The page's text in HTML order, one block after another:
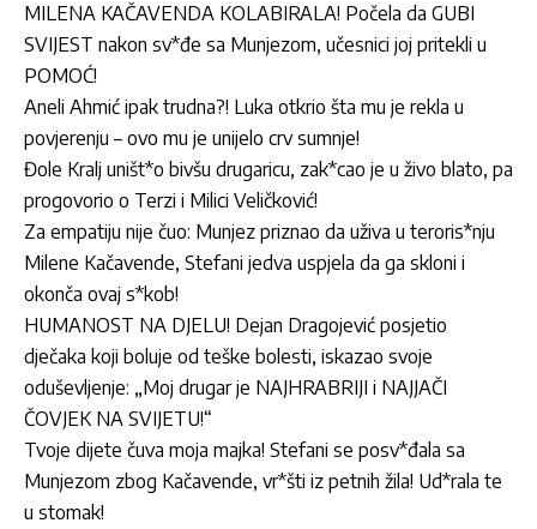
MILENA KAČAVENDA KOLABIRALA! Počela da GUBI
SVIJEST nakon sv*đe sa Munjezom, učesnici joj pritekli u
POMOĆ!
Aneli Ahmić ipak trudna?! Luka otkrio šta mu je rekla u
povjerenju – ovo mu je unijelo crv sumnje!
Đole Kralj uništ*o bivšu drugaricu, zak*cao je u živo blato, pa
progovorio o Terzi i Milici Veličković!
Za empatiju nije čuo: Munjez priznao da uživa u teroris*nju
Milene Kačavende, Stefani jedva uspjela da ga skloni i
okonča ovaj s*kob!
HUMANOST NA DJELU! Dejan Dragojević posjetio
dječaka koji boluje od teške bolesti, iskazao svoje
oduševljenje: „Moj drugar je NAJHRABRIJI i NAJJAČI
ČOVJEK NA SVIJETU!“
Tvoje dijete čuva moja majka! Stefani se posv*đala sa
Munjezom zbog Kačavende, vr*šti iz petnih žila! Ud*rala te
u stomak!